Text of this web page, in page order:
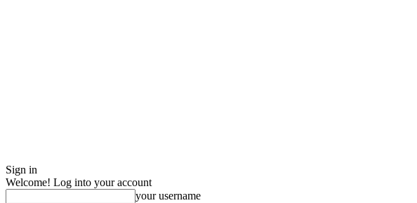
Sign in
Welcome! Log into your account
your username